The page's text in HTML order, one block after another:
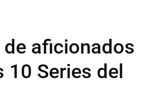
aficionados
Series del